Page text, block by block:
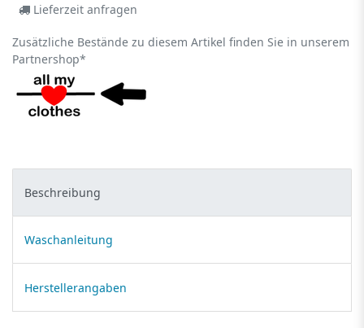
Lieferzeit anfragen
Zusätzliche Bestände zu diesem Artikel finden Sie in unserem
Partnershop*
Beschreibung
Waschanleitung
Herstellerangaben